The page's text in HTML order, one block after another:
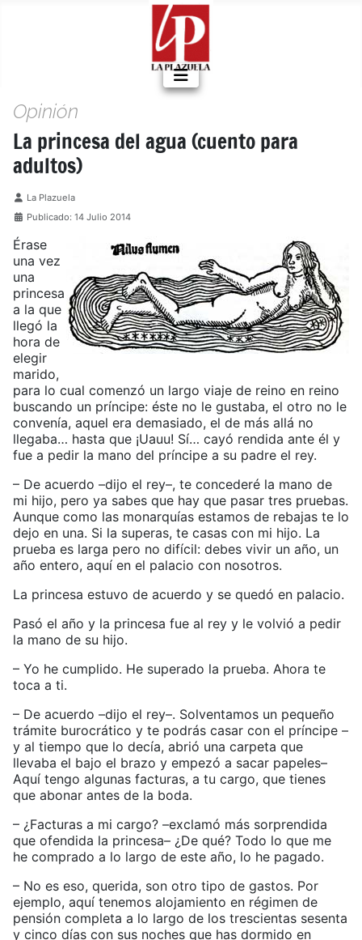
Opinión
La princesa del agua (cuento para
adultos)
Detalles
La Plazuela
Publicado: 14 Julio 2014
Érase
una vez
una
princesa
a la que
llegó la
hora de
elegir
marido,
para lo cual comenzó un largo viaje de reino en reino
buscando un príncipe: éste no le gustaba, el otro no le
convenía, aquel era demasiado, el de más allá no
llegaba… hasta que ¡Uauu! Sí… cayó rendida ante él y
fue a pedir la mano del príncipe a su padre el rey.
– De acuerdo –dijo el rey–, te concederé la mano de
mi hijo, pero ya sabes que hay que pasar tres pruebas.
Aunque como las monarquías estamos de rebajas te lo
dejo en una. Si la superas, te casas con mi hijo. La
prueba es larga pero no difícil: debes vivir un año, un
año entero, aquí en el palacio con nosotros.
La princesa estuvo de acuerdo y se quedó en palacio.
Pasó el año y la princesa fue al rey y le volvió a pedir
la mano de su hijo.
– Yo he cumplido. He superado la prueba. Ahora te
toca a ti.
– De acuerdo –dijo el rey–. Solventamos un pequeño
trámite burocrático y te podrás casar con el príncipe –
y al tiempo que lo decía, abrió una carpeta que
llevaba el bajo el brazo y empezó a sacar papeles–
Aquí tengo algunas facturas, a tu cargo, que tienes
que abonar antes de la boda.
– ¿Facturas a mi cargo? –exclamó más sorprendida
que ofendida la princesa– ¿De qué? Todo lo que me
he comprado a lo largo de este año, lo he pagado.
– No es eso, querida, son otro tipo de gastos. Por
ejemplo, aquí tenemos alojamiento en régimen de
pensión completa a lo largo de los trescientas sesenta
y cinco días con sus noches que has dormido en